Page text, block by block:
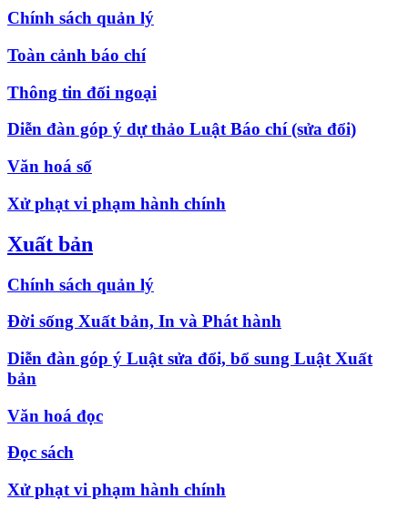
Chính sách quản lý
Toàn cảnh báo chí
Thông tin đối ngoại
Diễn đàn góp ý dự thảo Luật Báo chí (sửa đổi)
Văn hoá số
Xử phạt vi phạm hành chính
Xuất bản
Chính sách quản lý
Đời sống Xuất bản, In và Phát hành
Diễn đàn góp ý Luật sửa đổi, bổ sung Luật Xuất
bản
Văn hoá đọc
Đọc sách
Xử phạt vi phạm hành chính